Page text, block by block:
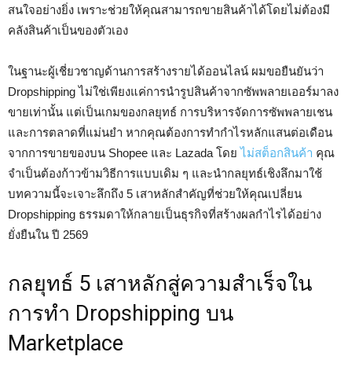
สนใจอย่างยิ่ง เพราะช่วยให้คุณสามารถขายสินค้าได้โดยไม่ต้องมี
คลังสินค้าเป็นของตัวเอง
ในฐานะผู้เชี่ยวชาญด้านการสร้างรายได้ออนไลน์ ผมขอยืนยันว่า
Dropshipping ไม่ใช่เพียงแค่การนำรูปสินค้าจากซัพพลายเออร์มาลง
ขายเท่านั้น แต่เป็นเกมของกลยุทธ์ การบริหารจัดการซัพพลายเชน
และการตลาดที่แม่นยำ หากคุณต้องการทำกำไรหลักแสนต่อเดือน
จากการขายของบน Shopee และ Lazada โดยไม่สต็อกสินค้า คุณ
จำเป็นต้องก้าวข้ามวิธีการแบบเดิม ๆ และนำกลยุทธ์เชิงลึกมาใช้
บทความนี้จะเจาะลึกถึง 5 เสาหลักสำคัญที่ช่วยให้คุณเปลี่ยน
Dropshipping ธรรมดาให้กลายเป็นธุรกิจที่สร้างผลกำไรได้อย่าง
ยั่งยืนใน ปี 2569
กลยุทธ์ 5 เสาหลักสู่ความสำเร็จใน
การทำ Dropshipping บน
Marketplace